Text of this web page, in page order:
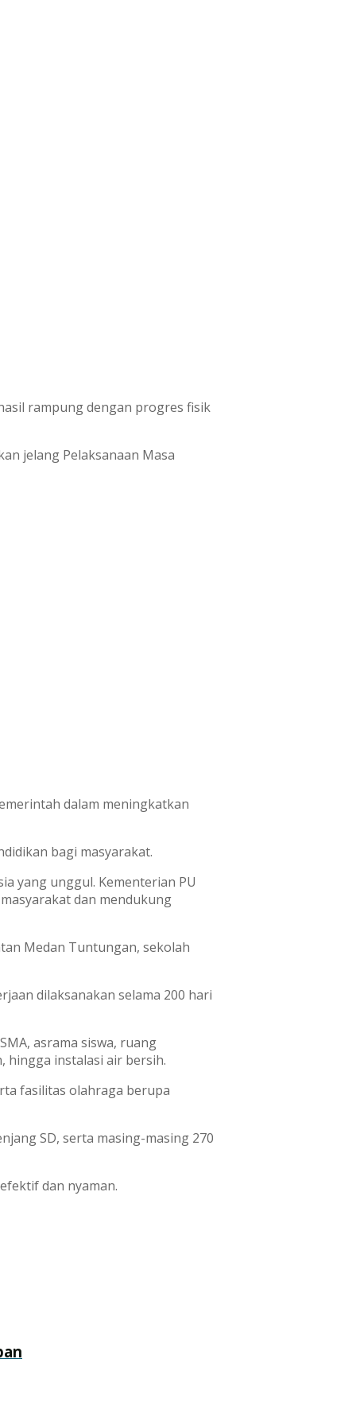
rampung dengan progres fisik
jelang Pelaksanaan Masa
dalam meningkatkan
bagi masyarakat.
yang unggul. Kementerian PU
dan mendukung
Medan Tuntungan, sekolah
dilaksanakan selama 200 hari
asrama siswa, ruang
hingga instalasi air bersih.
fasilitas olahraga berupa
SD, serta masing-masing 270
dan nyaman.